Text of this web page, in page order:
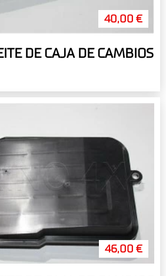
40,00 €
DE CAJA DE CAMBIOS
46,00 €